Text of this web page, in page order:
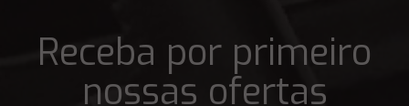
Receba por primeiro
nossas ofertas